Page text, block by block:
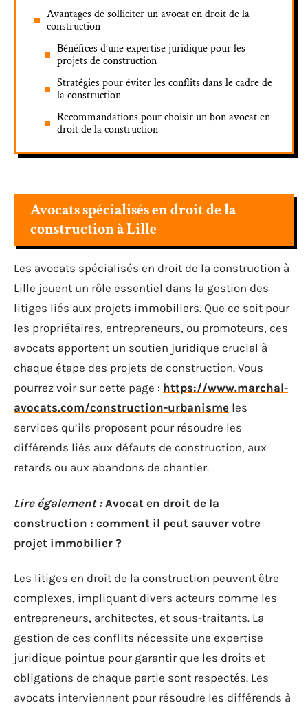
Avantages de solliciter un avocat en droit de la
construction
Bénéfices d’une expertise juridique pour les
projets de construction
Stratégies pour éviter les conflits dans le cadre de
la construction
Recommandations pour choisir un bon avocat en
droit de la construction
Avocats spécialisés en droit de la
construction à Lille
Les avocats spécialisés en droit de la construction à
Lille jouent un rôle essentiel dans la gestion des
litiges liés aux projets immobiliers. Que ce soit pour
les propriétaires, entrepreneurs, ou promoteurs, ces
avocats apportent un soutien juridique crucial à
chaque étape des projets de construction. Vous
pourrez voir sur cette page : https://www.marchal-
avocats.com/construction-urbanisme les
services qu’ils proposent pour résoudre les
différends liés aux défauts de construction, aux
retards ou aux abandons de chantier.
Lire également : Avocat en droit de la
construction : comment il peut sauver votre
projet immobilier ?
Les litiges en droit de la construction peuvent être
complexes, impliquant divers acteurs comme les
entrepreneurs, architectes, et sous-traitants. La
gestion de ces conflits nécessite une expertise
juridique pointue pour garantir que les droits et
obligations de chaque partie sont respectés. Les
avocats interviennent pour résoudre les différends à